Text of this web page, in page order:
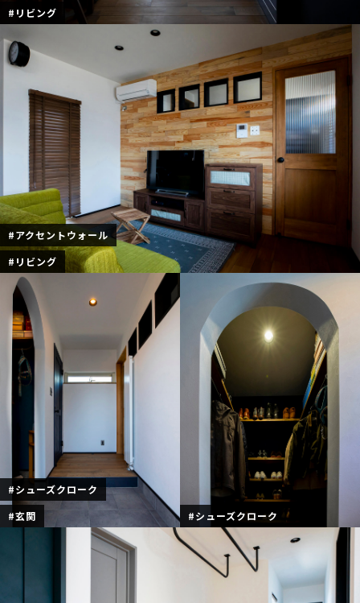
#リビング
#アクセントウォール
#リビング
#シューズクローク
#玄関
#シューズクローク